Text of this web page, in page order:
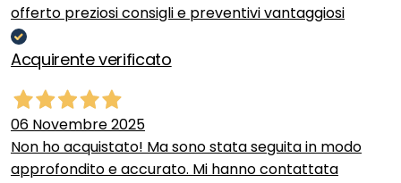
offerto preziosi consigli e preventivi vantaggiosi
Acquirente verificato
06 Novembre 2025
Non ho acquistato! Ma sono stata seguita in modo
approfondito e accurato. Mi hanno contattata